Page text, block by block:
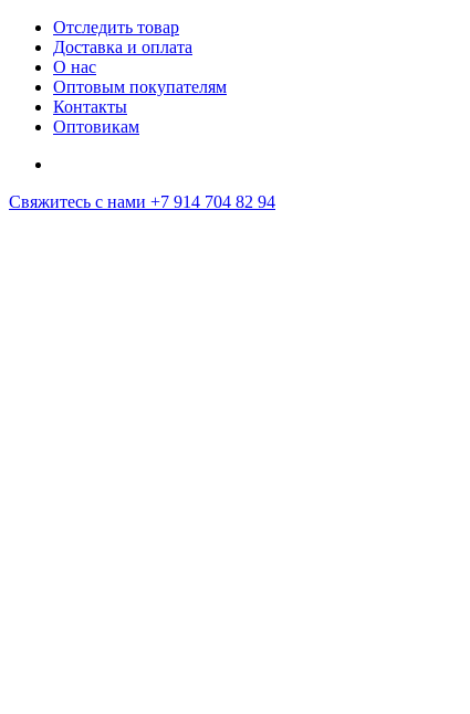
Отследить товар
Доставка и оплата
О нас
Оптовым покупателям
Контакты
Оптовикам
Свяжитесь с нами +7 914 704 82 94